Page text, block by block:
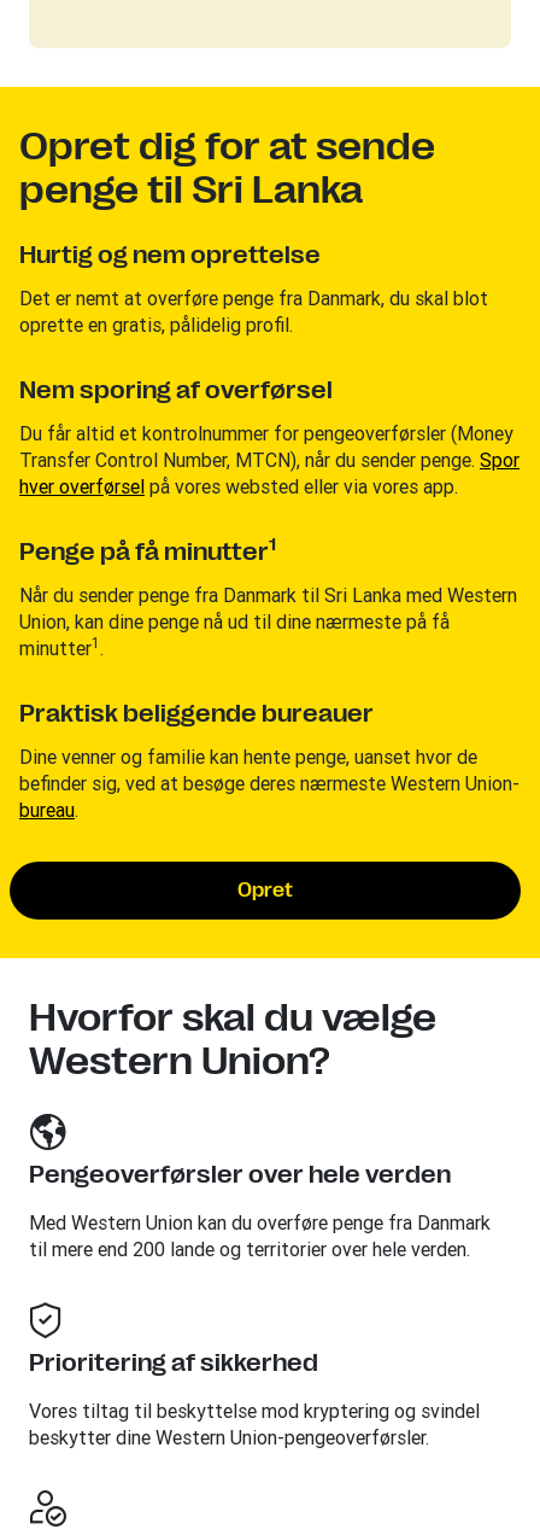
Opret dig for at sende
penge til Sri Lanka
Hurtig og nem oprettelse
Det er nemt at overføre penge fra Danmark, du skal blot
oprette en gratis, pålidelig profil.
Nem sporing af overførsel
Du får altid et kontrolnummer for pengeoverførsler (Money
Transfer Control Number, MTCN), når du sender penge. Spor
hver overførsel på vores websted eller via vores app.
Penge på få minutter1
Når du sender penge fra Danmark til Sri Lanka med Western
Union, kan dine penge nå ud til dine nærmeste på få
minutter1 .
Praktisk beliggende bureauer
Dine venner og familie kan hente penge, uanset hvor de
befinder sig, ved at besøge deres nærmeste Western Union-
bureau.
Opret
Hvorfor skal du vælge
Western Union?
Pengeoverførsler over hele verden
Med Western Union kan du overføre penge fra Danmark
til mere end 200 lande og territorier over hele verden.
Prioritering af sikkerhed
Vores tiltag til beskyttelse mod kryptering og svindel
beskytter dine Western Union-pengeoverførsler.